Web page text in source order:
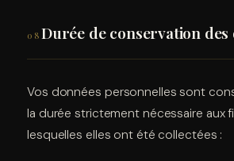
08 Durée de conservation des
Vos données personnelles sont
la durée strictement nécessaire aux
lesquelles elles ont été collectées :